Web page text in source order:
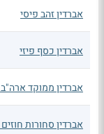
אברדין זהב פיסי
אברדין כסף פיזי
אברדין ממוקד
אברדין סחורות